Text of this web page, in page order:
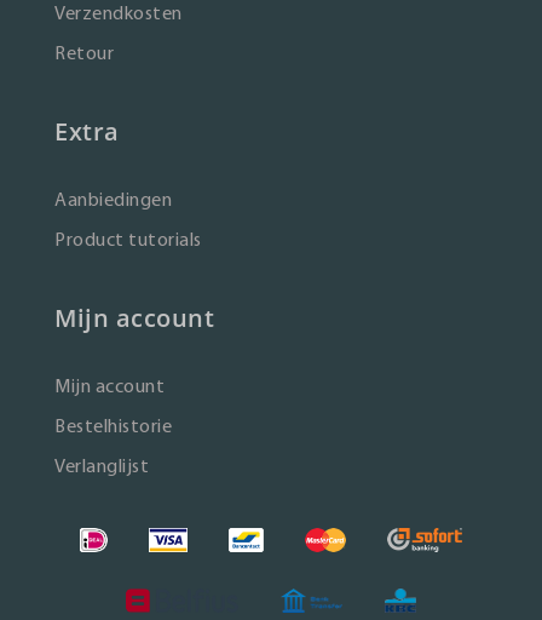
Verzendkosten
Retour
Extra
Aanbiedingen
Product tutorials
Mijn account
Mijn account
Bestelhistorie
Verlanglijst